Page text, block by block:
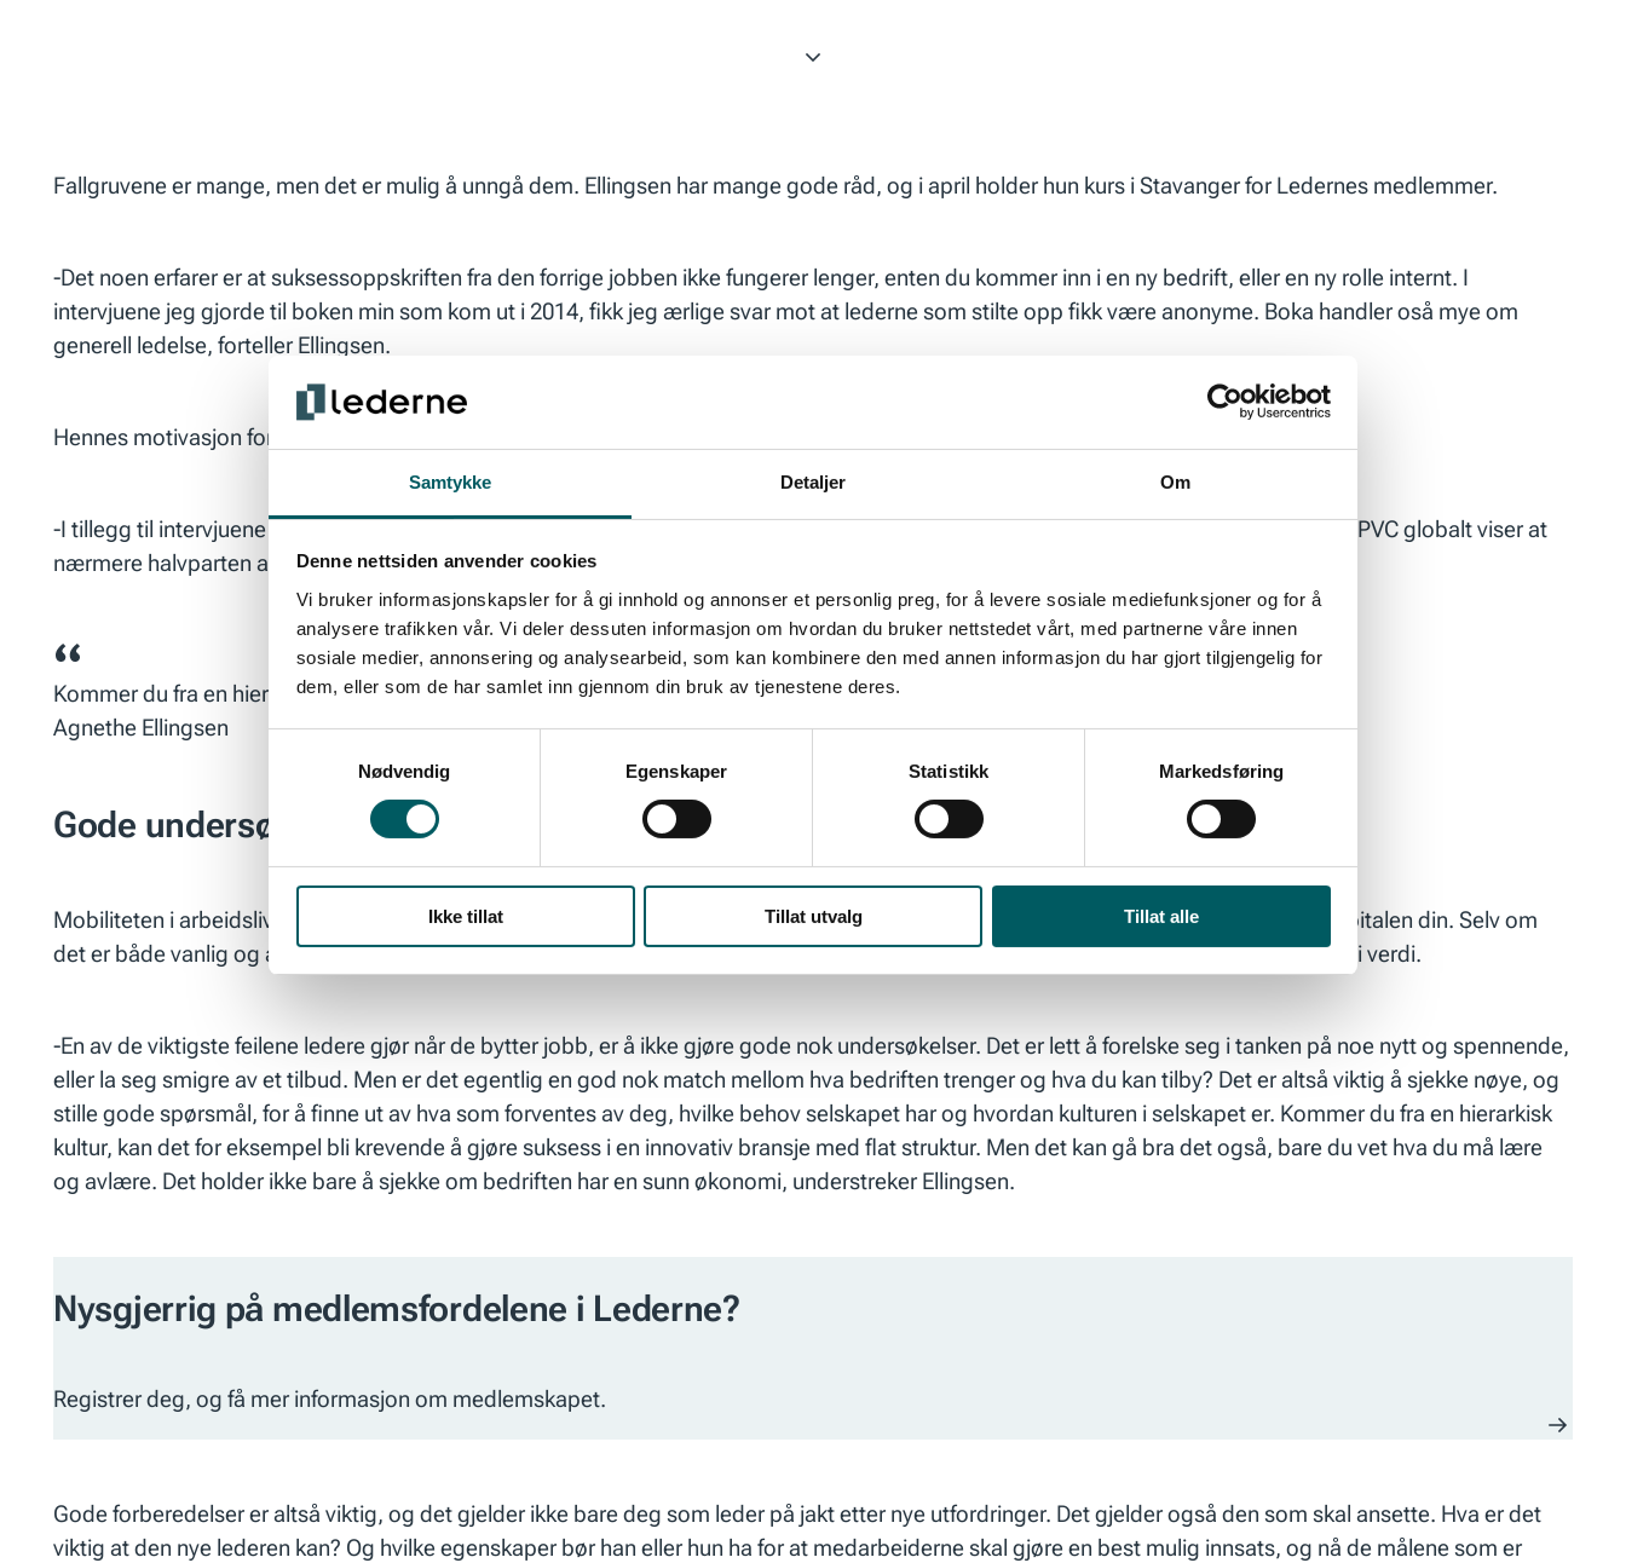
Samtykke Detaljer Om
Denne nettsiden anvender cookies
Vi bruker informasjonskapsler for å gi innhold og annonser et personlig preg, for å levere sosiale mediefunksjoner og for å
analysere trafikken vår. Vi deler dessuten informasjon om hvordan du bruker nettstedet vårt, med partnerne våre innen
sosiale medier, annonsering og analysearbeid, som kan kombinere den med annen informasjon du har gjort tilgjengelig for
dem, eller som de har samlet inn gjennom din bruk av tjenestene deres.
Nødvendig
Egenskaper Statistikk Markedsføring
Ikke tillat Tillat utvalg Tillat alle
Fallgruvene er mange, men det er mulig å unngå dem. Ellingsen har mange gode råd, og i april holder hun kurs i Stavanger for Ledernes medlemmer.
-Det noen erfarer er at suksessoppskriften fra den forrige jobben ikke fungerer lenger, enten du kommer inn i en ny bedrift, eller en ny rolle internt. I
intervjuene jeg gjorde til boken min som kom ut i 2014, fikk jeg ærlige svar mot at lederne som stilte opp fikk være anonyme. Boka handler oså mye om
generell ledelse, forteller Ellingsen.
Hennes motivasjon for å skrive var et ønske om å hjelpe ledere til å gjøre gode valg slik at de lettere lykkes.
-I tillegg til intervjuene leste jeg alt jeg kom over om den kritiske fasen som de to første årene faktisk er. En nyere undersøkelse gjort av PVC globalt viser at
nærmere halvparten av nye ledere forventes å kaste inn håndkleet før to år har gått.
Kommer du fra en hierarkisk kultur, kan det for eksempel bli krevende å gjøre suksess i en innovativ bransje med flat struktur.
Agnethe Ellingsen
Gode undersøkelser
Mobiliteten i arbeidslivet blir stadig større, og det er viktig å mestre overgangene. Fikser du det ikke, kan det fort gå ut over karrierekapitalen din. Selv om
det er både vanlig og akseptert å bytte jobb flere ganger i løpet av karrieren, kan skiftene komme for ofte, og CV-en din dermed synke i verdi.
-En av de viktigste feilene ledere gjør når de bytter jobb, er å ikke gjøre gode nok undersøkelser. Det er lett å forelske seg i tanken på noe nytt og spennende,
eller la seg smigre av et tilbud. Men er det egentlig en god nok match mellom hva bedriften trenger og hva du kan tilby? Det er altså viktig å sjekke nøye, og
stille gode spørsmål, for å finne ut av hva som forventes av deg, hvilke behov selskapet har og hvordan kulturen i selskapet er. Kommer du fra en hierarkisk
kultur, kan det for eksempel bli krevende å gjøre suksess i en innovativ bransje med flat struktur. Men det kan gå bra det også, bare du vet hva du må lære
og avlære. Det holder ikke bare å sjekke om bedriften har en sunn økonomi, understreker Ellingsen.
Nysgjerrig på medlemsfordelene i Lederne?
Registrer deg, og få mer informasjon om medlemskapet.
Gode forberedelser er altså viktig, og det gjelder ikke bare deg som leder på jakt etter nye utfordringer. Det gjelder også den som skal ansette. Hva er det
viktig at den nye lederen kan? Og hvilke egenskaper bør han eller hun ha for at medarbeiderne skal gjøre en best mulig innsats, og nå de målene som er